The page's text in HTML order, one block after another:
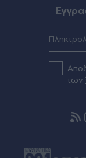
Πριν 35 λεπτά
Τώρα είναι
UEFA αν δεν
Πριν 41 λεπτά
τμήμα
προσέκρουσε
των